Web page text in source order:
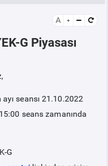
A
G Piyasası
seansı 21.10.2022
seans zamanında
G